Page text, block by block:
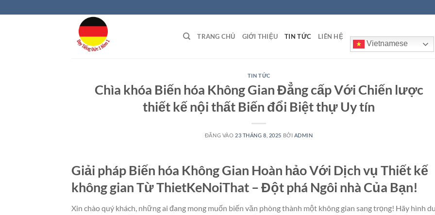
qua
TRANG CHỦ GIỚI THIỆU TIN TỨC LIÊN HỆ
Vietnamese
TIN TỨC
Chìa khóa Biến hóa Không Gian Đẳng cấp Với Chiến lược
thiết kế nội thất Biến đổi Biệt thự Uy tín
ĐĂNG VÀO 23 THÁNG 8, 2025 BỞI ADMIN
Giải pháp Biến hóa Không Gian Hoàn hảo Với Dịch vụ Thiết kế
không gian Từ ThietKeNoiThat – Đột phá Ngôi nhà Của Bạn!
Xin chào quý khách, những ai đang mong muốn biến văn phòng thành một không gian sang trọng! Hãy hình